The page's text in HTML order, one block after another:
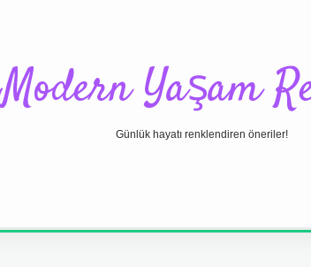
Modern Yaşam
Günlük hayatı renklendiren öneriler!